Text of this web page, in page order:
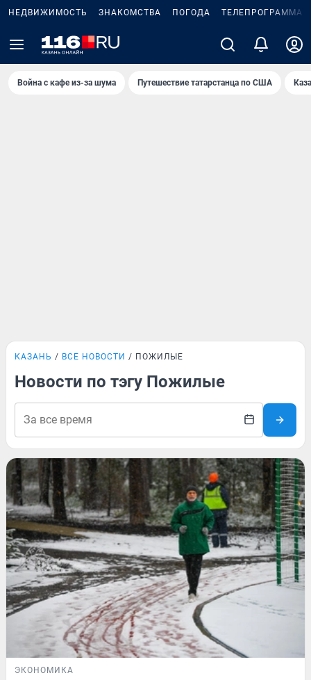
НЕДВИЖИМОСТЬ ЗНАКОМСТВА ПОГОДА ТЕЛЕПРОГРАММА
Война с кафе из-за шума Путешествие татарстанца по США
КАЗАНЬ ВСЕ НОВОСТИ ПОЖИЛЫЕ
Новости по тэгу Пожилые
ЭКОНОМИКА